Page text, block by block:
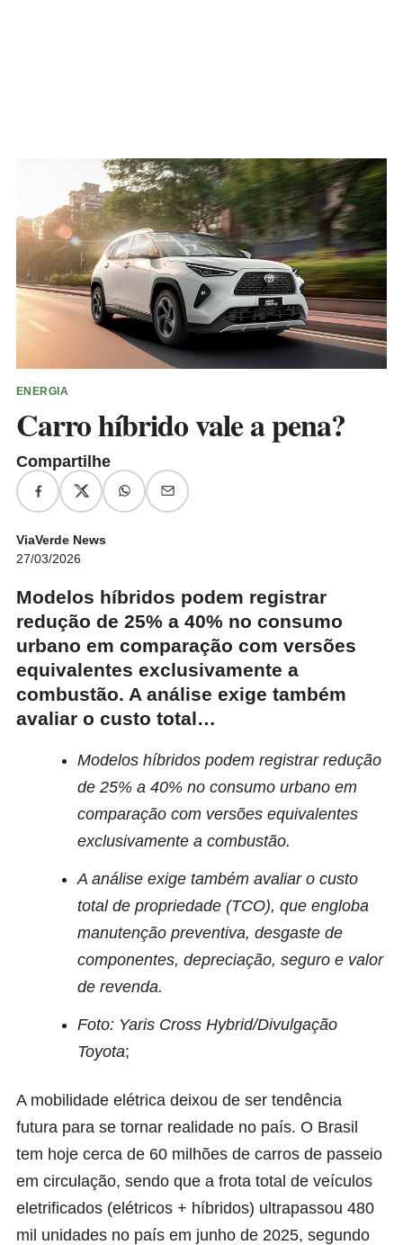
ENERGIA
Carro híbrido vale a pena?
Compartilhe
ViaVerde News
27/03/2026
Modelos híbridos podem registrar
redução de 25% a 40% no consumo
urbano em comparação com versões
equivalentes exclusivamente a
combustão. A análise exige também
avaliar o custo total…
Modelos híbridos podem registrar redução
de 25% a 40% no consumo urbano em
comparação com versões equivalentes
exclusivamente a combustão.
A análise exige também avaliar o custo
total de propriedade (TCO), que engloba
manutenção preventiva, desgaste de
componentes, depreciação, seguro e valor
de revenda.
Foto: Yaris Cross Hybrid/Divulgação
Toyota;
A mobilidade elétrica deixou de ser tendência
futura para se tornar realidade no país. O Brasil
tem hoje cerca de 60 milhões de carros de passeio
em circulação, sendo que a frota total de veículos
eletrificados (elétricos + híbridos) ultrapassou 480
mil unidades no país em junho de 2025, segundo